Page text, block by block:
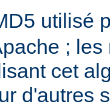
utilisé
;
cet
d'autres